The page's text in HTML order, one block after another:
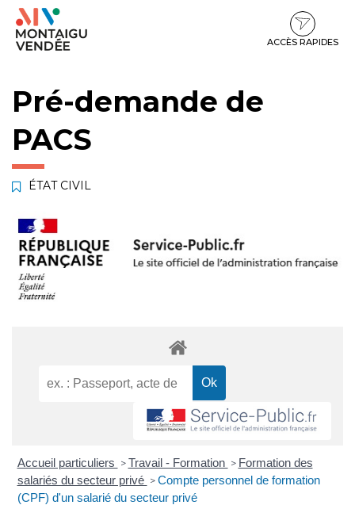
Gestion des traceurs
Aller
Aller
contenu
Aller
pied
ACCÈS RAPIDES
Pré-demande de
PACS
ÉTAT CIVIL
Accueil particuliers > Travail - Formation > Formation des
salariés du secteur privé > Compte personnel de formation
(CPF) d'un salarié du secteur privé